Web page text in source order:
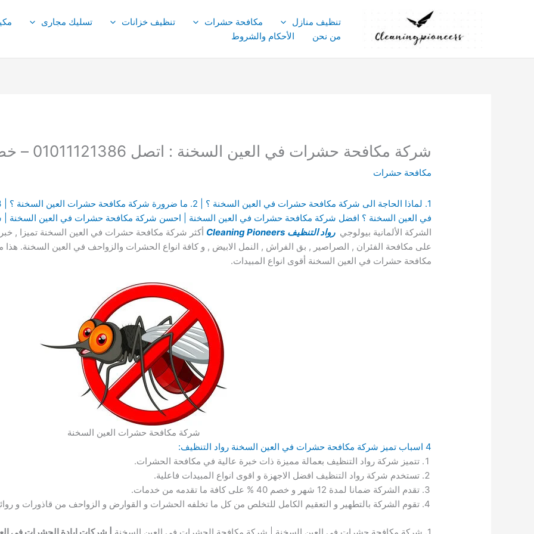
تنظيف منازل مكافحة حشرات تنظيف خزانات تسليك مجارى
من نحن
الأحكام والشروط
شركة مكافحة حشرات في العين السخنة : اتصل 01011121386 – خصم 40 %
مكافحة حشرات
في العين السخنة ؟ افضل شركة مكافحة حشرات في العين السخنة | احسن شركة مكافحة حشرات في العين السخنة
الشركة الألمانية بيولوجيرواد التنظيف Cleaning Pioneers أكثر شركة مكافحة حشرات في العين السخنة تميزا , خبرة
على مكافحة الفئران , الصراصير , بق الفراش , النمل الابيض , و كافة انواع الحشرات والزواحف في العين السخنة.
مكافحة حشرات في العين السخنة أقوى انواع المبيدات.
شركة مكافحة حشرات العين السخنة
4 اسباب تميز شركة مكافحة حشرات في العين السخنة رواد التنظيف:
تتميز شركة رواد التنظيف بعمالة مميزة ذات خبرة عالية في مكافحة الحشرات.
تستخدم شركة رواد التنظيف افضل الاجهزة و اقوى انواع المبيدات فاعلية.
تقدم الشركة ضمانا لمدة 12 شهر و خصم 40 % على كافة ما تقدمه من خدمات.
تقوم الشركة بالتطهير و التعقيم الكامل للتخلص من كل ما تخلفه الحشرات و القوارض و الزواحف من قاذورات و
1. شركة مكافحة حشرات في العين السخنة | شركة مكافحة الحشرات في العين السخنة
| شركات ابادة الحشرات في